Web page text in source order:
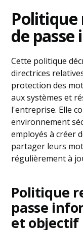
de
Cette politique
directrices
protection des
aux systèmes et
l'entreprise. Elle
environnement
employés à créer
partager leurs
régulièrement à
Politique
passe
et objectif